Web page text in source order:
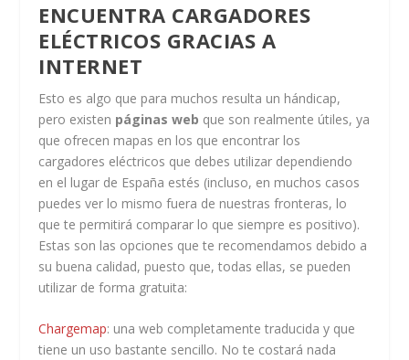
ENCUENTRA CARGADORES
ELÉCTRICOS GRACIAS A
INTERNET
Esto es algo que para muchos resulta un hándicap,
pero existen páginas web que son realmente útiles, ya
que ofrecen mapas en los que encontrar los
cargadores eléctricos que debes utilizar dependiendo
en el lugar de España estés (incluso, en muchos casos
puedes ver lo mismo fuera de nuestras fronteras, lo
que te permitirá comparar lo que siempre es positivo).
Estas son las opciones que te recomendamos debido a
su buena calidad, puesto que, todas ellas, se pueden
utilizar de forma gratuita:
Chargemap: una web completamente traducida y que
tiene un uso bastante sencillo. No te costará nada